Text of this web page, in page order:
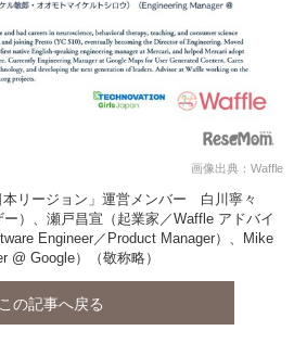
画像出典：Waffle
本リージョン」運営メンバー 白川寧々
ー）、瀬戸昌宣（起業家／Waffle アドバイ
Engineer／Product Manager）、Mike
@ Google）（敬称略）
この記事へ戻る